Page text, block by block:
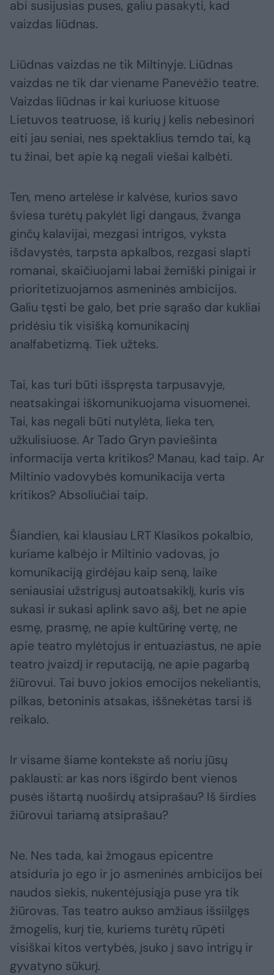
abi susijusias puses, galiu pasakyti, kad
vaizdas liūdnas.
Liūdnas vaizdas ne tik Miltinyje. Liūdnas
vaizdas ne tik dar viename Panevėžio teatre.
Vaizdas liūdnas ir kai kuriuose kituose
Lietuvos teatruose, iš kurių į kelis nebesinori
eiti jau seniai, nes spektaklius temdo tai, ką
tu žinai, bet apie ką negali viešai kalbėti.
Ten, meno artelėse ir kalvėse, kurios savo
šviesa turėtų pakylėt ligi dangaus, žvanga
ginčų kalavijai, mezgasi intrigos, vyksta
išdavystės, tarpsta apkalbos, rezgasi slapti
romanai, skaičiuojami labai žemiški pinigai ir
prioritetizuojamos asmeninės ambicijos.
Galiu tęsti be galo, bet prie sąrašo dar kukliai
pridėsiu tik visišką komunikacinį
analfabetizmą. Tiek užteks.
Tai, kas turi būti išspręsta tarpusavyje,
neatsakingai iškomunikuojama visuomenei.
Tai, kas negali būti nutylėta, lieka ten,
užkulisiuose. Ar Tado Gryn paviešinta
informacija verta kritikos? Manau, kad taip. Ar
Miltinio vadovybės komunikacija verta
kritikos? Absoliučiai taip.
Šiandien, kai klausiau LRT Klasikos pokalbio,
kuriame kalbėjo ir Miltinio vadovas, jo
komunikaciją girdėjau kaip seną, laike
seniausiai užstrigusį autoatsakiklį, kuris vis
sukasi ir sukasi aplink savo ašį, bet ne apie
esmę, prasmę, ne apie kultūrinę vertę, ne
apie teatro mylėtojus ir entuaziastus, ne apie
teatro įvaizdį ir reputaciją, ne apie pagarbą
žiūrovui. Tai buvo jokios emocijos nekeliantis,
pilkas, betoninis atsakas, iššnekėtas tarsi iš
reikalo.
Ir visame šiame kontekste aš noriu jūsų
paklausti: ar kas nors išgirdo bent vienos
pusės ištartą nuoširdų atsiprašau? Iš širdies
žiūrovui tariamą atsiprašau?
Ne. Nes tada, kai žmogaus epicentre
atsiduria jo ego ir jo asmeninės ambicijos bei
naudos siekis, nukentėjusiąja puse yra tik
žiūrovas. Tas teatro aukso amžiaus išsiilgęs
žmogelis, kurį tie, kuriems turėtų rūpėti
visiškai kitos vertybės, įsuko į savo intrigų ir
gyvatyno sūkurį.